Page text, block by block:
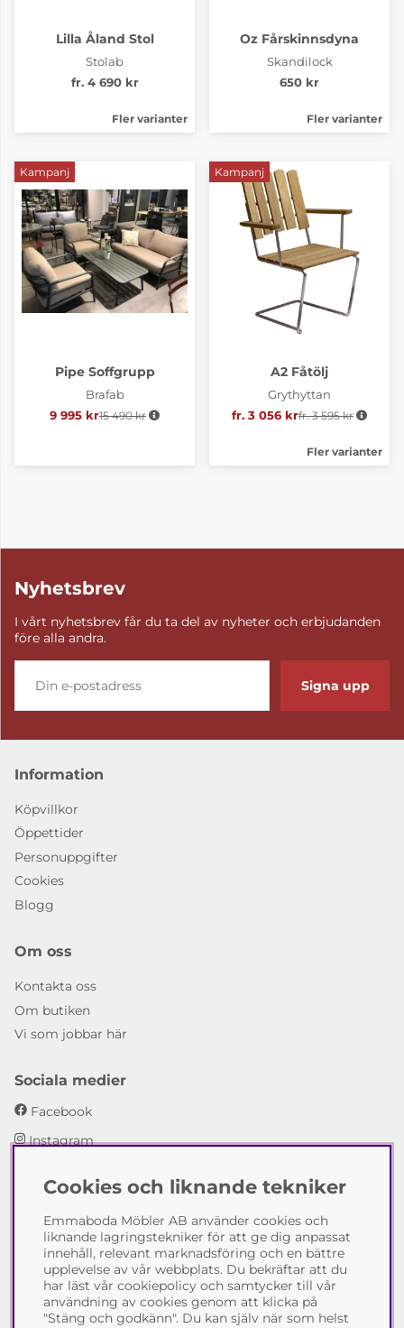
Lilla Åland Stol
Stolab
fr. 4 690 kr
Fler varianter
Oz Fårskinnsdyna
Skandilock
650 kr
Fler varianter
Kampanj
Pipe Soffgrupp
Brafab
9 995 kr Ordinarie pris:
15 490 kr
Kampanj
A2 Fåtölj
Grythyttan
fr. 3 056 krOrdinarie pris:
fr. 3 595 kr
Fler varianter
Nyhetsbrev
I vårt nyhetsbrev får du ta del av nyheter och erbjudanden
före alla andra.
Signa upp
Information
Köpvillkor
Öppettider
Personuppgifter
Cookies
Blogg
Om oss
Kontakta oss
Om butiken
Vi som jobbar här
Sociala medier
Facebook
Instagram
Emmaboda Möbler AB
I fyra generationer har vi hjälpt människor att möblera
sina hem och uppfylla sina inredningsdrömmar med
möbeldesign av högsta kvalitet. Vi vill hjälpa just dig att
skapa ditt drömhem - kontakta gärna oss och berätta
hur vi kan hjälpa dig.
Cookies och liknande tekniker
Emmaboda Möbler AB använder cookies och
liknande lagringstekniker för att ge dig anpassat
innehåll, relevant marknadsföring och en bättre
upplevelse av vår webbplats. Du bekräftar att du
har läst vår cookiepolicy och samtycker till vår
användning av cookies genom att klicka på
"Stäng och godkänn". Du kan själv när som helst